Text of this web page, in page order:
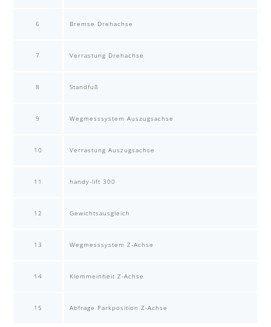
6 Bremse Drehachse
7 Verrastung Drehachse
8 Standfuß
9 Wegmesssystem Auszugsachse
10 Verrastung Auszugsachse
11 handy-lift 300
12 Gewichtsausgleich
13 Wegmesssystem Z-Achse
14 Klemmeinheit Z-Achse
15 Abfrage Parkposition Z-Achse